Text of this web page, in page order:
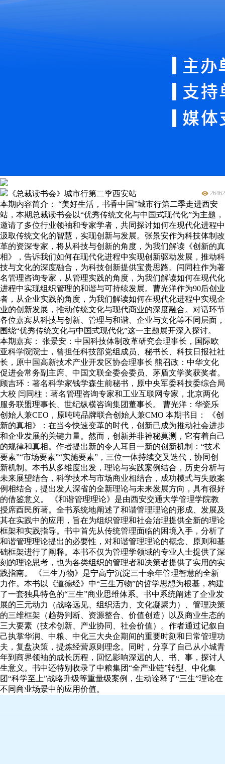
《总裁读书会》城市行第二季西安站 26462
本期内容简介： “美好生活，书香中国”城市行第二季走进西安
站，本期总裁读书会以“优秀传统文化与中国式现代化”为主题，
邀请了多位行业领袖和专家学者，共同探讨如何在现代化进程中
汲取传统文化的智慧，实现创新与发展。张景安作为科技体制改
革的资深专家，将从科技与创新的角度，为我们解读《创新的真
相》，告诉我们如何在现代化进程中实现创新驱动发展，推动科
技与文化的深度融合，为科技创新提供宝贵思路。闫同柱作为著
名管理咨询专家，从管理实践的角度，为我们解读如何在现代化
进程中实现组织管理的和谐与可持续发展。曹光洋作为90后创业
者，从企业实践的角度，为我们解读如何在现代化进程中实现企
业的创新发展，推动传统文化与现代商业的深度融合。对话环节
各位嘉宾从科技与创新、管理与和谐、企业与文化等不同层面，
围绕“优秀传统文化与中国式现代化”这一主题展开深入探讨。
本期嘉宾： 张景安：中国科技体制改革研究会理事长，国际欧
亚科学院院士，曾担任科技部党组成员、秘书长、科技日报社社
长，原中国高新技术产业开发区协会理事长 熊召政：中华文化
促进会常务副主席、中国文联全委会委员、茅盾文学奖获奖者。
顾吉环：著名科学家钱学森生前秘书，原中央军委科技委综合局
大校 闫同柱：著名管理咨询专家和工业互联网专家，北京两化
服务联盟理事长、世纪纵横咨询集团董事长。 曹光洋：华瓷乐
创始人兼CEO，原吨吨品牌联合创始人兼CMO 本期书目： 《创
新的真相》：在当今快速变革的时代，创新已成为推动社会进步
和企业发展的关键力量。然而，创新并非神秘莫测，它有着自己
的规律和真相。作者提出新的令人耳目一新的创新机制：“技术
要素”“市场要素”“实施要素”，三位一体持续交叉迭代，协同创
新机制。本书从多维度出发，理论与实践案例结合，历史分析与
未来展望结合，科学技术与市场商业相结合，成功模式与失败案
例相结合，提出发人深省的全新理论与未来发展方向，具有很好
的借鉴意义。 《和谐管理理论》是由西安交通大学管理学院教
授席酉民所著。全书系统地阐述了和谐管理理论的形成、发展及
其在实践中的应用，旨在为组织管理和社会治理提供全新的理论
框架和实践指导。书中首先从传统管理面临的困境入手，分析了
和谐管理理论提出的必要性，对和谐管理理论的概念、原则和基
础框架进行了阐释。本书不仅为管理学领域的专业人士提供了深
刻的理论思考，也为各类组织的管理者和决策者提供了实用的实
践指南。 《三生万物》是宁高宁沉淀三十余年管理智慧的全新
力作。本书以《道德经》中“三生万物”的哲学思想为根基，构建
了一套独具特色的“三生”商业思维体系。书中系统阐述了企业发
展的三元动力（战略远见、组织活力、文化凝聚力）、管理决策
的三维框架（趋势判断、资源整合、价值创造）以及商业生态的
三大要素（技术创新、产业协同、社会价值）。作者通过记叙自
己执掌华润、中粮、中化三大央企期间的重要时刻和日常管理功
夫，复盘决策，提炼经营原则理念。同时，分享了自己从小城青
年到商界领袖的成长历程，回忆影响深远的人、书、事，探讨人
生意义。书中还特别收录了中粮集团“全产业链”转型、中化集
团“科学至上”战略升级等重量级案例，生动诠释了“三生”理论在
不同商业场景中的应用价值。